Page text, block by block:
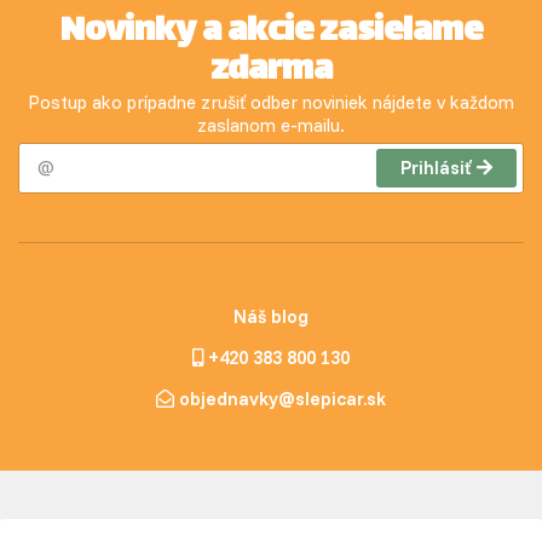
Novinky a akcie zasielame
zdarma
Postup ako prípadne zrušiť odber noviniek nájdete v každom
zaslanom e-mailu.
Prihlásiť
Náš blog
+420 383 800 130
objednavky@slepicar.sk